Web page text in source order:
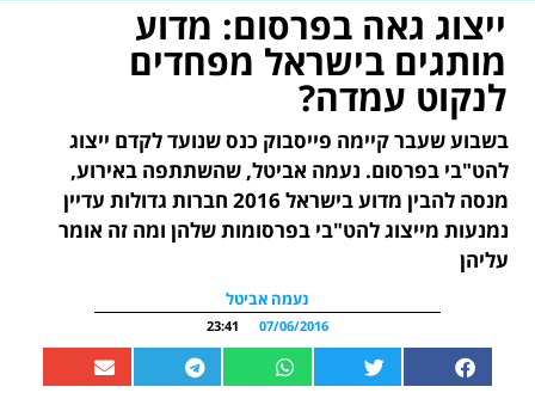
ייצוג גאה בפרסום: מדוע
מותגים בישראל מפחדים
לנקוט עמדה?
בשבוע שעבר קיימה פייסבוק כנס שנועד לקדם ייצוג
להט"בי בפרסום. נעמה אביטל, שהשתתפה באירוע,
מנסה להבין מדוע בישראל 2016 חברות גדולות עדיין
נמנעות מייצוג להט"בי בפרסומות שלהן ומה זה אומר
עליהן
נעמה אביטל
07/06/2016
23:41